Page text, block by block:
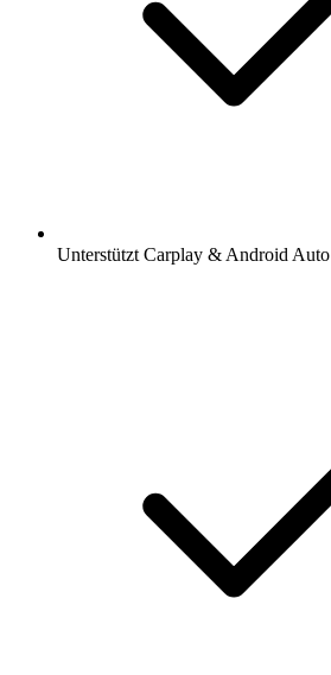
Unterstützt Carplay & Android Auto